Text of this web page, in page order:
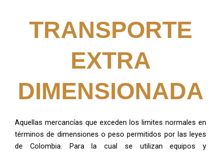
TRANSPORTE
EXTRA
DIMENSIONADA
Aquellas mercancías que exceden los limites normales en
términos de dimensiones o peso permitidos por las leyes
de Colombia. Para la cual se utilizan equipos y